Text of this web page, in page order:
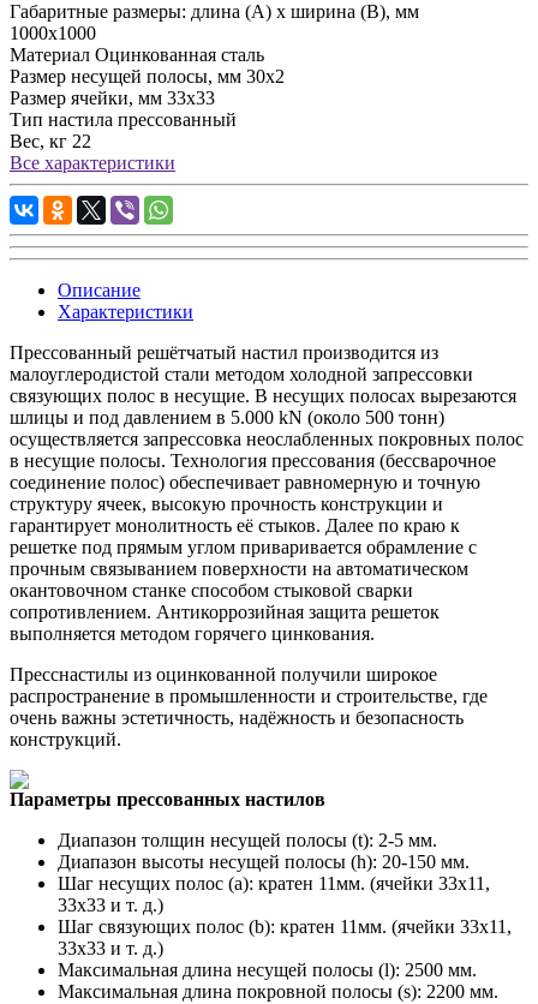
Габаритные размеры: длина (А) х ширина (В), мм
1000х1000
Материал Оцинкованная сталь
Размер несущей полосы, мм 30х2
Размер ячейки, мм 33х33
Тип настила прессованный
Вес, кг 22
Все характеристики
Описание
Характеристики
Прессованный решётчатый настил производится из
малоуглеродистой стали методом холодной запрессовки
связующих полос в несущие. В несущих полосах вырезаются
шлицы и под давлением в 5.000 kN (около 500 тонн)
осуществляется запрессовка неослабленных покровных полос
в несущие полосы. Технология прессования (бессварочное
соединение полос) обеспечивает равномерную и точную
структуру ячеек, высокую прочность конструкции и
гарантирует монолитность её стыков. Далее по краю к
решетке под прямым углом приваривается обрамление с
прочным связыванием поверхности на автоматическом
окантовочном станке способом стыковой сварки
сопротивлением. Антикоррозийная защита решеток
выполняется методом горячего цинкования.
Пресснастилы из оцинкованной получили широкое
распространение в промышленности и строительстве, где
очень важны эстетичность, надёжность и безопасность
конструкций.
Параметры прессованных настилов
Диапазон толщин несущей полосы (t): 2-5 мм.
Диапазон высоты несущей полосы (h): 20-150 мм.
Шаг несущих полос (a): кратен 11мм. (ячейки 33х11,
33х33 и т. д.)
Шаг связующих полос (b): кратен 11мм. (ячейки 33х11,
33х33 и т. д.)
Максимальная длина несущей полосы (l): 2500 мм.
Максимальная длина покровной полосы (s): 2200 мм.